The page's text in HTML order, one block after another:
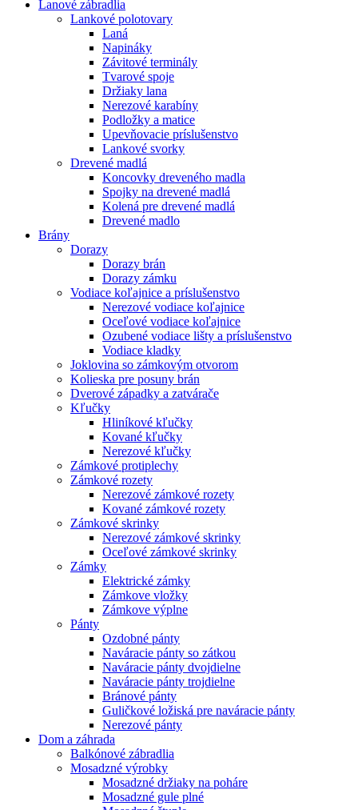
Lanové zábradlia
Lankové polotovary
Laná
Napináky
Závitové terminály
Tvarové spoje
Držiaky lana
Nerezové karabíny
Podložky a matice
Upevňovacie príslušenstvo
Lankové svorky
Drevené madlá
Koncovky dreveného madla
Spojky na drevené madlá
Kolená pre drevené madlá
Drevené madlo
Brány
Dorazy
Dorazy brán
Dorazy zámku
Vodiace koľajnice a príslušenstvo
Nerezové vodiace koľajnice
Oceľové vodiace koľajnice
Ozubené vodiace lišty a príslušenstvo
Vodiace kladky
Joklovina so zámkovým otvorom
Kolieska pre posuny brán
Dverové západky a zatvárače
Kľučky
Hliníkové kľučky
Kované kľučky
Nerezové kľučky
Zámkové protiplechy
Zámkové rozety
Nerezové zámkové rozety
Kované zámkové rozety
Zámkové skrinky
Nerezové zámkové skrinky
Oceľové zámkové skrinky
Zámky
Elektrické zámky
Zámkove vložky
Zámkove výplne
Pánty
Ozdobné pánty
Naváracie pánty so zátkou
Naváracie pánty dvojdielne
Naváracie pánty trojdielne
Bránové pánty
Guličkové ložiská pre naváracie pánty
Nerezové pánty
Dom a záhrada
Balkónové zábradlia
Mosadzné výrobky
Mosadzné držiaky na poháre
Mosadzné gule plné